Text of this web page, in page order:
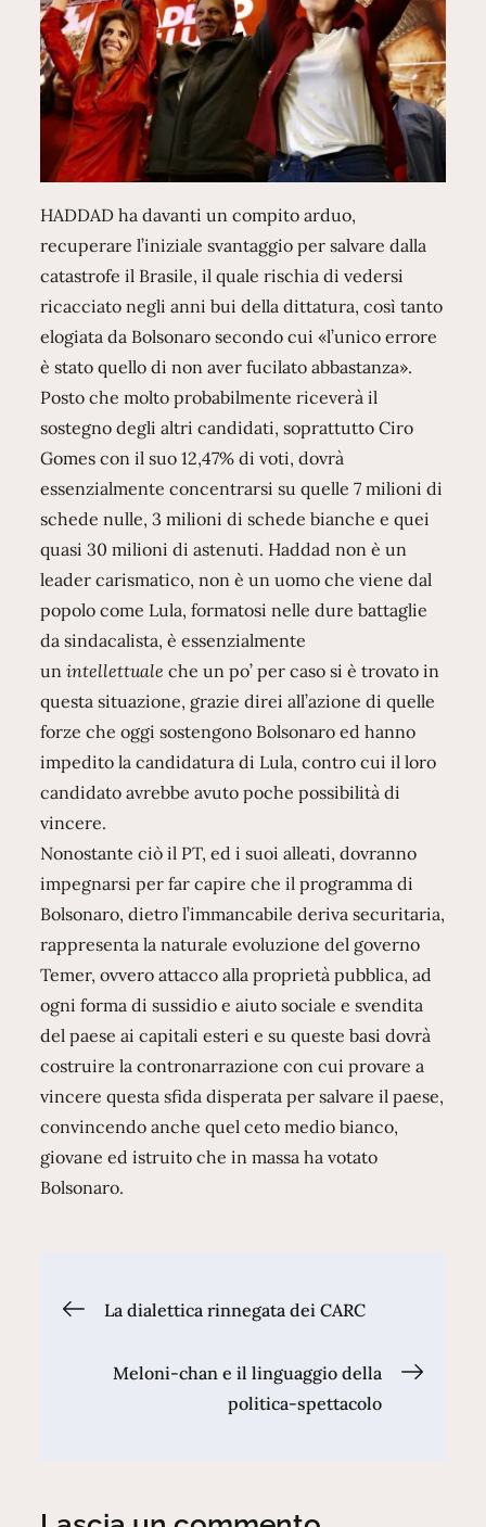
HADDAD ha davanti un compito arduo,
recuperare l’iniziale svantaggio per salvare dalla
catastrofe il Brasile, il quale rischia di vedersi
ricacciato negli anni bui della dittatura, così tanto
elogiata da Bolsonaro secondo cui «l’unico errore
è stato quello di non aver fucilato abbastanza».
Posto che molto probabilmente riceverà il
sostegno degli altri candidati, soprattutto Ciro
Gomes con il suo 12,47% di voti, dovrà
essenzialmente concentrarsi su quelle 7 milioni di
schede nulle, 3 milioni di schede bianche e quei
quasi 30 milioni di astenuti. Haddad non è un
leader carismatico, non è un uomo che viene dal
popolo come Lula, formatosi nelle dure battaglie
da sindacalista, è essenzialmente
unintellettuale che un po’ per caso si è trovato in
questa situazione, grazie direi all’azione di quelle
forze che oggi sostengono Bolsonaro ed hanno
impedito la candidatura di Lula, contro cui il loro
candidato avrebbe avuto poche possibilità di
vincere.
Nonostante ciò il PT, ed i suoi alleati, dovranno
impegnarsi per far capire che il programma di
Bolsonaro, dietro l’immancabile deriva securitaria,
rappresenta la naturale evoluzione del governo
Temer, ovvero attacco alla proprietà pubblica, ad
ogni forma di sussidio e aiuto sociale e svendita
del paese ai capitali esteri e su queste basi dovrà
costruire la contronarrazione con cui provare a
vincere questa sfida disperata per salvare il paese,
convincendo anche quel ceto medio bianco,
giovane ed istruito che in massa ha votato
Bolsonaro.
Navigazione
articoli
La dialettica rinnegata dei CARC
Meloni-chan e il linguaggio della
politica-spettacolo